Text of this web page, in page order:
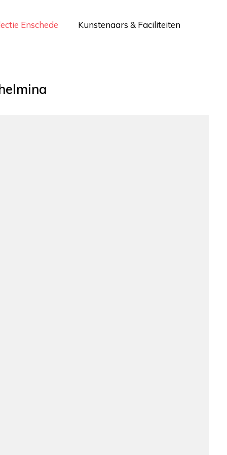
Enschede Kunstenaars & Faciliteiten